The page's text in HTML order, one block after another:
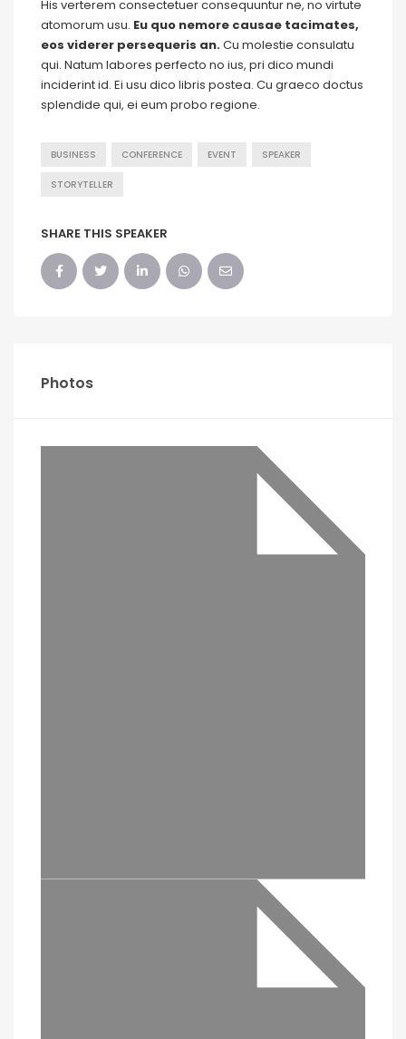
His verterem consectetuer consequuntur ne, no virtute
atomorum usu. Eu quo nemore causae tacimates,
eos viderer persequeris an.Cu molestie consulatu
qui. Natum labores perfecto no ius, pri dico mundi
inciderint id. Ei usu dico libris postea. Cu graeco doctus
splendide qui, ei eum probo regione.
BUSINESS CONFERENCE EVENT SPEAKER
STORYTELLER
SHARE THIS SPEAKER
Photos